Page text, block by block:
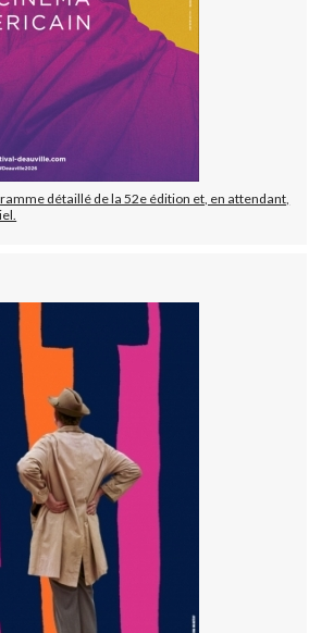
détaillé de la 52e édition et, en attendant,